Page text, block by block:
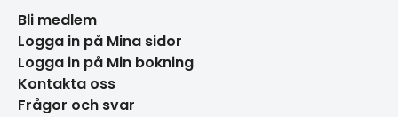
Bli medlem
Logga in på Mina sidor
Logga in på Min bokning
Kontakta oss
Frågor och svar